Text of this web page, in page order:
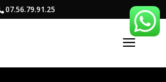
07.56.79.91.25